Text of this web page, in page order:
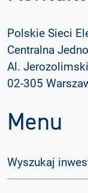
Polskie Sieci
Centralna
Al.
02-305
Menu
Wyszukaj